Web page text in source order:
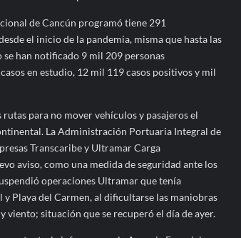
de Cancún programó tiene 291
el inicio de la pandemia, misma que hasta las
han notificado 9 mil 209 personas
en estudio, 12 mil 119 casos positivos y mil
para no mover vehículos y pasajeros el
La Administración Portuaria Integral de
Transcaribe y Ultramar Carga
aviso, como una medida de seguridad ante los
operaciones Ultramar que tenía
Playa del Carmen, al dificultarse las maniobras
situación que se recuperó el día de ayer.